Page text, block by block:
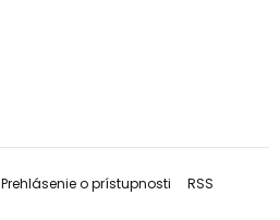
Prehlásenie o prístupnosti RSS